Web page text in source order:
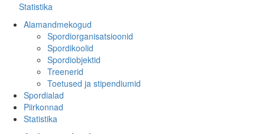
Statistika
Alamandmekogud
Spordiorganisatsioonid
Spordikoolid
Spordiobjektid
Treenerid
Toetused ja stipendiumid
Spordialad
Piirkonnad
Statistika